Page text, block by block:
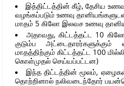
இத்திட்டத்தின் கீழ், தேசிய
வழங்கப்படும் உணவு
மாதம் 5 கிலோ இலவச உணவு
அதாவது, கிட்டத்தட்ட 10
குடும்ப
மாதத்திற்கும் கிட்டத்தட்ட 100
கொள்முதல் செய்யப்பட்டன)
இந்த திட்டத்தின் மூலம்,
தொற்றினால் நலிவடைந்தோர்